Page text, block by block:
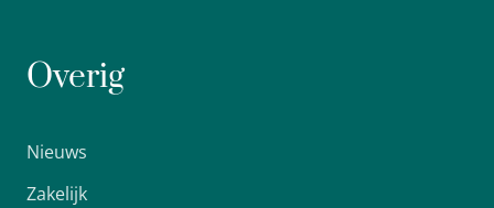
Overig
Nieuws
Zakelijk